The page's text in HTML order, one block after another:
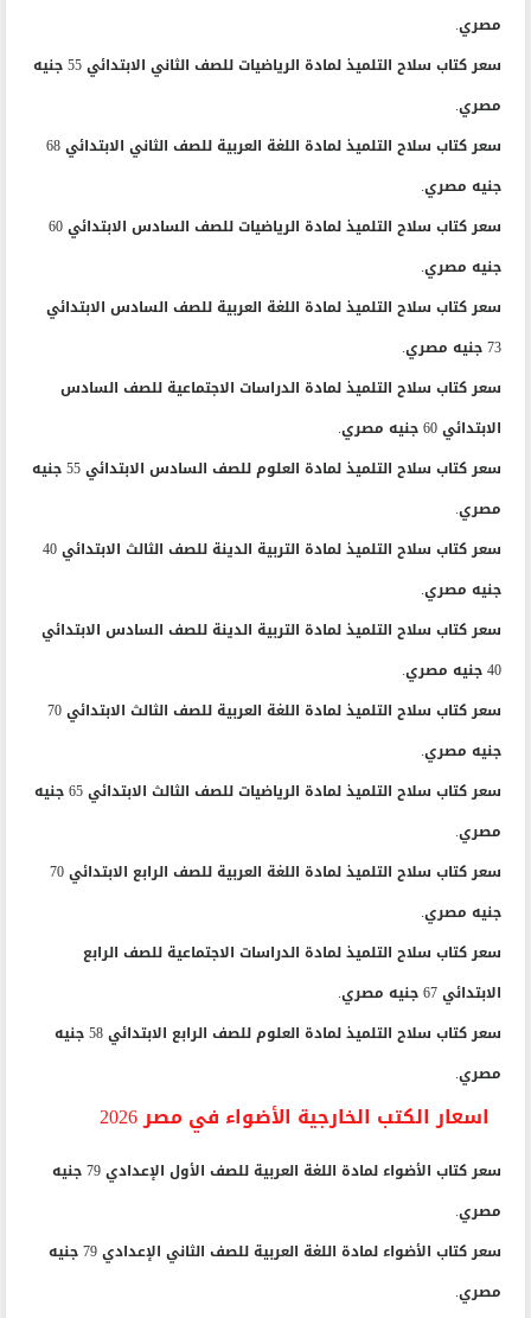
مصري.
سعر كتاب سلاح التلميذ لمادة الرياضيات للصف الثاني الابتدائي 55 جنيه
مصري.
سعر كتاب سلاح التلميذ لمادة اللغة العربية للصف الثاني الابتدائي 68
جنيه مصري.
سعر كتاب سلاح التلميذ لمادة الرياضيات للصف السادس الابتدائي 60
جنيه مصري.
سعر كتاب سلاح التلميذ لمادة اللغة العربية للصف السادس الابتدائي
73 جنيه مصري.
سعر كتاب سلاح التلميذ لمادة الدراسات الاجتماعية للصف السادس
الابتدائي 60 جنيه مصري.
سعر كتاب سلاح التلميذ لمادة العلوم للصف السادس الابتدائي 55 جنيه
مصري.
سعر كتاب سلاح التلميذ لمادة التربية الدينة للصف الثالث الابتدائي 40
جنيه مصري.
سعر كتاب سلاح التلميذ لمادة التربية الدينة للصف السادس الابتدائي
40 جنيه مصري.
سعر كتاب سلاح التلميذ لمادة اللغة العربية للصف الثالث الابتدائي 70
جنيه مصري.
سعر كتاب سلاح التلميذ لمادة الرياضيات للصف الثالث الابتدائي 65 جنيه
مصري.
سعر كتاب سلاح التلميذ لمادة اللغة العربية للصف الرابع الابتدائي 70
جنيه مصري.
سعر كتاب سلاح التلميذ لمادة الدراسات الاجتماعية للصف الرابع
الابتدائي 67 جنيه مصري.
سعر كتاب سلاح التلميذ لمادة العلوم للصف الرابع الابتدائي 58 جنيه
مصري.
اسعار الكتب الخارجية الأضواء في مصر 2026
سعر كتاب الأضواء لمادة اللغة العربية للصف الأول الإعدادي 79 جنيه
مصري.
سعر كتاب الأضواء لمادة اللغة العربية للصف الثاني الإعدادي 79 جنيه
مصري.